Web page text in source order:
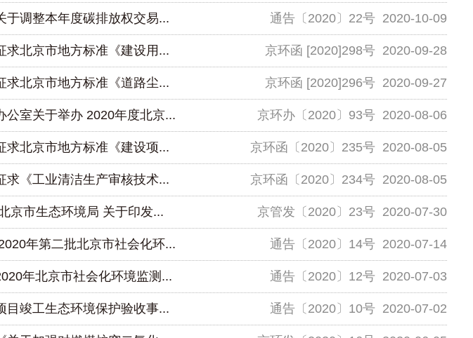
2020-10-09
通告〔2020〕22号
于调整本年度碳排放权交易...
2020-09-28
京环函 [2020]298号
求北京市地方标准《建设用...
2020-09-27
京环函 [2020]296号
求北京市地方标准《道路尘...
2020-08-06
京环办〔2020〕93号
公室关于举办 2020年度北京...
2020-08-05
京环函〔2020〕235号
求北京市地方标准《建设项...
2020-08-05
京环函〔2020〕234号
求《工业清洁生产审核技术...
2020-07-30
京管发〔2020〕23号
京市生态环境局 关于印发...
2020-07-14
通告〔2020〕14号
年第二批北京市社会化环...
2020-07-03
通告〔2020〕12号
年北京市社会化环境监测...
2020-07-02
通告〔2020〕10号
目竣工生态环境保护验收事...